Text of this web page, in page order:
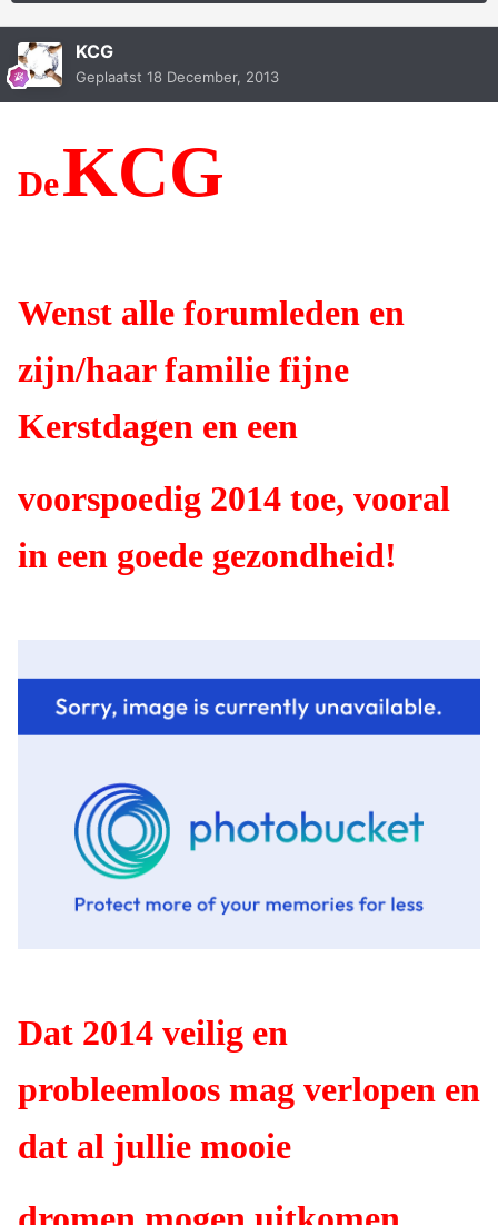
KCG
Geplaatst 18 December, 2013
DeKCG
Wenst alle forumleden en
zijn/haar familie fijne
Kerstdagen en een
voorspoedig 2014 toe, vooral
in een goede gezondheid!
Dat 2014 veilig en
probleemloos mag verlopen en
dat al jullie mooie